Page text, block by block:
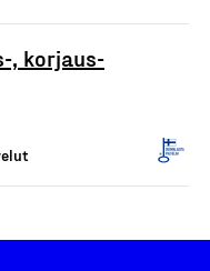
, korjaus-